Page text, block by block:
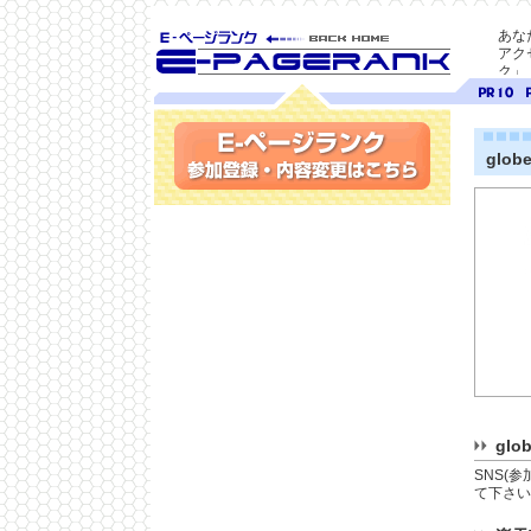
SEO対策に E-ページ
ランク
あな
アク
ク」
ランク
10
9
SNS(参
て下さ
参加登録(無料)・内容変更